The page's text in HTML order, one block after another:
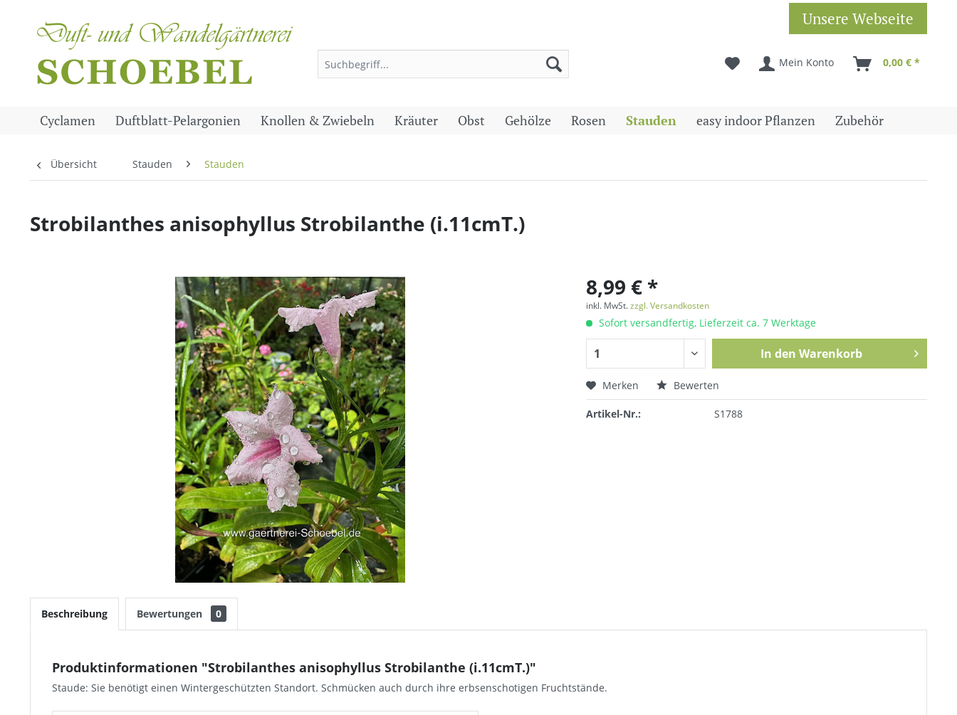
Unsere Webseite
Mein Konto 0,00 € *
Cyclamen Duftblatt-Pelargonien Knollen & Zwiebeln Kräuter Obst Gehölze Rosen Stauden easy indoor Pflanzen Zubehör
Übersicht Stauden Stauden
Strobilanthes anisophyllus Strobilanthe (i.11cmT.)
8,99 € *
inkl. MwSt.zzgl. Versandkosten
Sofort versandfertig, Lieferzeit ca. 7 Werktage
In den Warenkorb
Merken Bewerten
Artikel-Nr.: S1788
Beschreibung Bewertungen 0
Produktinformationen "Strobilanthes anisophyllus Strobilanthe (i.11cmT.)"
Staude: Sie benötigt einen Wintergeschützten Standort. Schmücken auch durch ihre erbsenschotigen Fruchtstände.